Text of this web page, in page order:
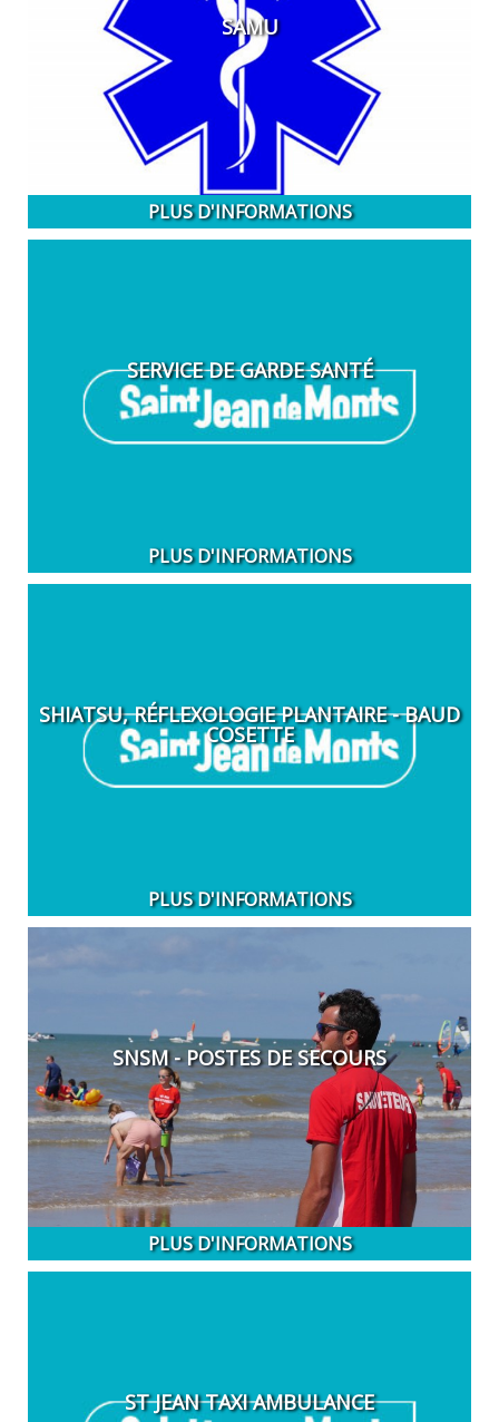
SAMU
PLUS D'INFORMATIONS
SERVICE DE GARDE SANTÉ
PLUS D'INFORMATIONS
SHIATSU, RÉFLEXOLOGIE PLANTAIRE - BAUD
COSETTE
PLUS D'INFORMATIONS
SNSM - POSTES DE SECOURS
PLUS D'INFORMATIONS
ST JEAN TAXI AMBULANCE